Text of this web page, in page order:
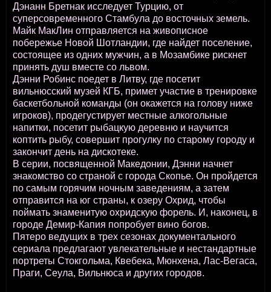
Дэнанн Бретнак исследует Турцию, от
суперсовременного Стамбула до восточных земель.
Майк МакЛин отправляется на живописное
побережье Новой Шотландии, где найдет поселение,
состоящее из одних мужчин, а в Мозамбике рискнет
принять душ вместе со львом.
Дэнни Робинс поедет в Литву, где посетит
вильнюсский музей КГБ, примет участие в тренировке
баскетбольной команды (он окажется на голову ниже
игроков), продегустирует местные алкогольные
напитки, посетит рыбацкую деревню и научится
коптить рыбу, совершит прогулку по старому городу и
закончит день на дискотеке.
В серии, посвященной Македонии, Дэнни начнет
знакомство со страной с города Скопье. Он пройдется
по самым горячим ночным заведениям, а затем
отправится на юг страны, к озеру Охрид, чтобы
поймать знаменитую охридскую форель. И, наконец, в
городе Демир-Капия попробует вино богов.
Пятеро ведущих в трех сезонах документального
сериала предлагают увлекательные и нестандартные
портреты Стокгольма, Квебека, Мюнхена, Лас-Вегаса,
Праги, Сеула, Вильнюса и других городов.